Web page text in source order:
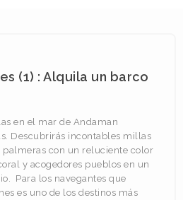
(1) : Alquila un barco
en el mar de Andaman
Descubrirás incontables millas
palmeras con un reluciente color
y acogedores pueblos en un
Para los navegantes que
es uno de los destinos más